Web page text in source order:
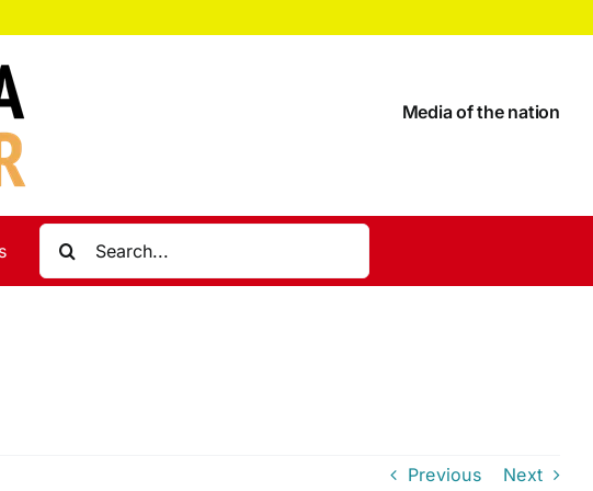
Media of the nation
Previous Next